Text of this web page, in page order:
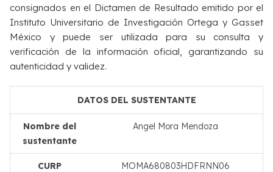
consignados en el Dictamen de Resultado emitido por el
Instituto Universitario de Investigación Ortega y Gasset
México y puede ser utilizada para su consulta y
verificación de la información oficial, garantizando su
autenticidad y validez.
DATOS DEL SUSTENTANTE
Nombre del
sustentante
Angel Mora Mendoza
CURP MOMA680803HDFRNN06